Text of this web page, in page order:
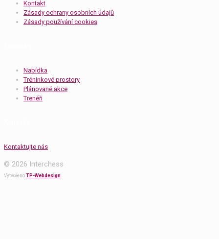
Kontakt
Zásady ochrany osobních údajů
Zásady používání cookies
Nabídka
Tréninkové prostory
Plánované akce
Trenéři
Kontaktujte nás
© 2026 Interchess
VytvořenoTP-Webdesign